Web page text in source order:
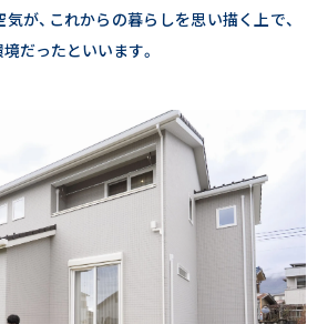
が、これからの暮らしを思い描く上で、
だったといいます。